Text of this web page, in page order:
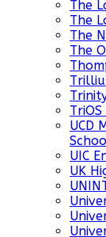
The
The
The
The
UCD
UIC
UK